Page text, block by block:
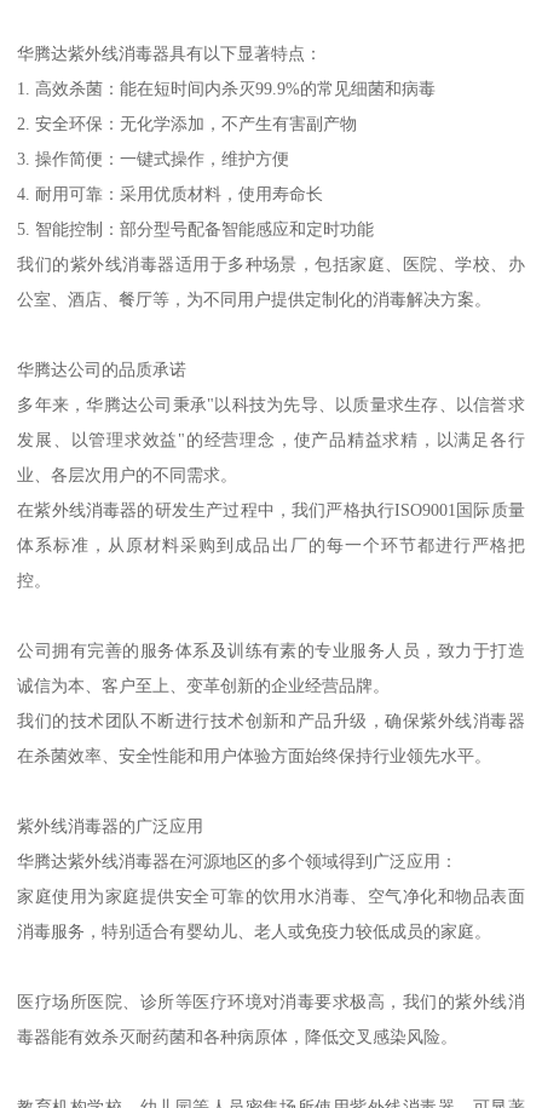
华腾达紫外线消毒器具有以下显著特点：
1. 高效杀菌：能在短时间内杀灭99.9%的常见细菌和病毒
2. 安全环保：无化学添加，不产生有害副产物
3. 操作简便：一键式操作，维护方便
4. 耐用可靠：采用优质材料，使用寿命长
5. 智能控制：部分型号配备智能感应和定时功能
我们的紫外线消毒器适用于多种场景，包括家庭、医院、学校、办
公室、酒店、餐厅等，为不同用户提供定制化的消毒解决方案。
华腾达公司的品质承诺
多年来，华腾达公司秉承"以科技为先导、以质量求生存、以信誉求
发展、以管理求效益"的经营理念，使产品精益求精，以满足各行
业、各层次用户的不同需求。
在紫外线消毒器的研发生产过程中，我们严格执行ISO9001国际质量
体系标准，从原材料采购到成品出厂的每一个环节都进行严格把
控。
公司拥有完善的服务体系及训练有素的专业服务人员，致力于打造
诚信为本、客户至上、变革创新的企业经营品牌。
我们的技术团队不断进行技术创新和产品升级，确保紫外线消毒器
在杀菌效率、安全性能和用户体验方面始终保持行业领先水平。
紫外线消毒器的广泛应用
华腾达紫外线消毒器在河源地区的多个领域得到广泛应用：
家庭使用为家庭提供安全可靠的饮用水消毒、空气净化和物品表面
消毒服务，特别适合有婴幼儿、老人或免疫力较低成员的家庭。
医疗场所医院、诊所等医疗环境对消毒要求极高，我们的紫外线消
毒器能有效杀灭耐药菌和各种病原体，降低交叉感染风险。